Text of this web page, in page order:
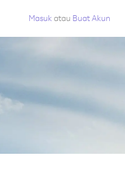
Masuk atau Buat Akun